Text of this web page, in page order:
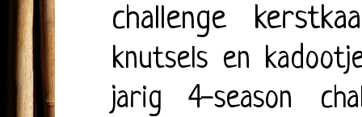
challenge
knutsels en
jarig
4-season